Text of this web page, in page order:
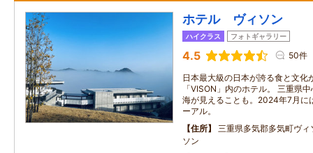
ホテル ヴィソン
ハイクラス フォトギャラリー
4.5 50件
日本最大級の日本が誇る食と文化
「VISON」内のホテル。 三重県
海が見えることも。2024年7月に
ーアル。
住所
三重県多気郡多気町ヴ
ソン